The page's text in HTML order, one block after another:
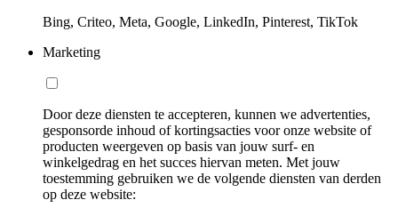
Bing, Criteo, Meta, Google, LinkedIn, Pinterest, TikTok
Marketing
Door deze diensten te accepteren, kunnen we advertenties,
gesponsorde inhoud of kortingsacties voor onze website of
producten weergeven op basis van jouw surf- en
winkelgedrag en het succes hiervan meten. Met jouw
toestemming gebruiken we de volgende diensten van derden
op deze website: